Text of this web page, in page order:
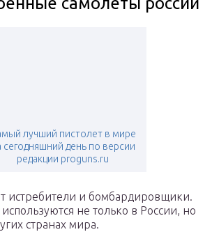
лучший пистолет в мире
сегодняшний день по версии
редакции proguns.ru
истребители и бомбардировщики.
не только в России, но
странах мира.